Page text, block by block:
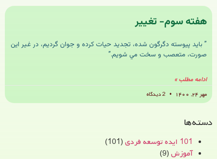
هفته سوم- تغییر
” بايد پيوسته دگرگون شده، تجديد حيات كرده و جوان گرديم، در غير اين
صورت، متعصب و سخت مي شويم.”
ادامه مطلب »
مهر ۲۴, ۱۴۰۰
دسته‌ها
101 ایده توسعه فردی
(101)
آموزش (9)